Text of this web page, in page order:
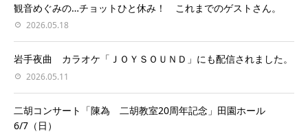
観音めぐみの…チョットひと休み！ これまでのゲストさん。
2026.05.18
岩手夜曲 カラオケ「ＪＯＹＳＯＵＮＤ」にも配信されました。
2026.05.11
二胡コンサート「陳為 二胡教室20周年記念」田園ホール
6/7（日）